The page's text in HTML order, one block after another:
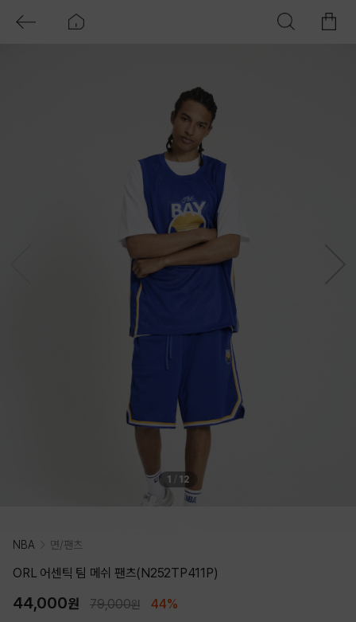
1 / 12
NBA 면/팬츠
ORL 어센틱 팀 메쉬 팬츠(N252TP411P)
44,000원 79,000원 44%